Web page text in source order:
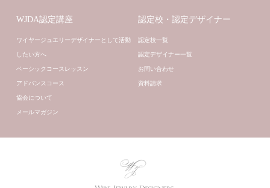
WJDA認定講座
ワイヤージュエリーデザイナーとして活動
したい方へ
ベーシックコースレッスン
アドバンスコース
協会について
メールマガジン
認定校・認定デザイナー
認定校一覧
認定デザイナー一覧
お問い合わせ
資料請求